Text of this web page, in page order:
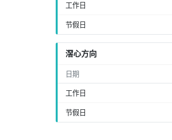
工作日
节假日
滘心方向
日期
工作日
节假日